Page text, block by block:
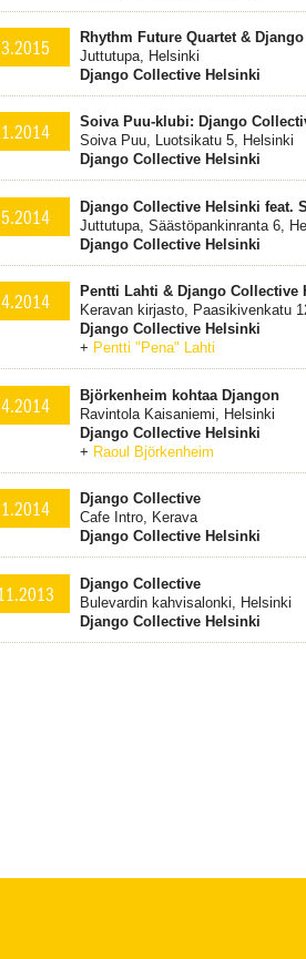
Rhythm Future Quartet &
Juttutupa, Helsinki
Django Collective Helsinki
Soiva Puu-klubi: Django
Soiva Puu, Luotsikatu 5, Helsinki
Django Collective Helsinki
Django Collective Helsinki feat.
Juttutupa, Säästöpankinranta 6,
Django Collective Helsinki
Pentti Lahti & Django Collective
Keravan kirjasto, Paasikivenkatu
Django Collective Helsinki
+ Pentti "Pena" Lahti
Björkenheim kohtaa Djangon
Ravintola Kaisaniemi, Helsinki
Django Collective Helsinki
+ Raoul Björkenheim
Django Collective
Cafe Intro, Kerava
Django Collective Helsinki
Django Collective
Bulevardin kahvisalonki, Helsinki
Django Collective Helsinki